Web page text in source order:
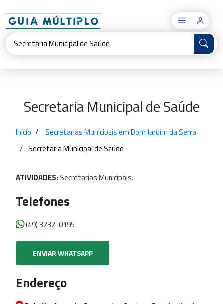
×
Secretaria Municipal de Saúde
Início
Secretarias Municipais em Bom Jardim da Serra
Secretaria Municipal de Saúde
ATIVIDADES: SecretariasMunicipais.
Telefones
(49) 3232-0195
ENVIAR WHATSAPP
Endereço